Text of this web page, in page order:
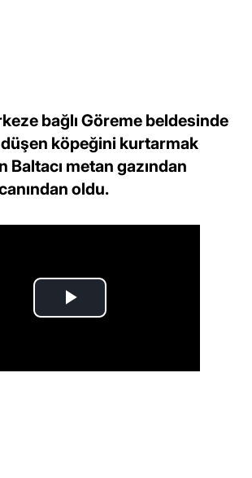
bağlı Göreme beldesinde
köpeğini kurtarmak
Baltacı metan gazından
oldu.